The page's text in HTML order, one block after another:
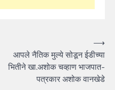
आपले नैतिक मुल्ये सोडून ईडीच्या
भितीने खा.अशोक चव्हाण भाजपात-
पत्रकार अशोक वानखेडे
⟶